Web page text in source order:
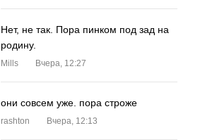
Нет, не так. Пора пинком под зад на
родину.
Mills Вчера, 12:27
они совсем уже. пора строже
rashton Вчера, 12:13